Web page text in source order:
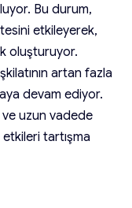
Bu durum,
etkileyerek,
oluşturuyor.
artan fazla
devam ediyor.
uzun vadede
tartışma